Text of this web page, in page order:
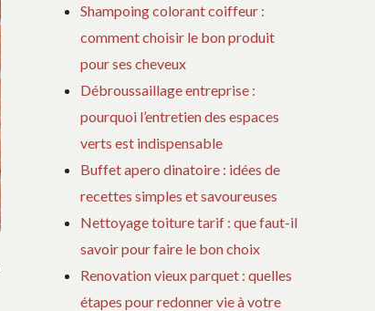
Shampoing colorant coiffeur :
comment choisir le bon produit
pour ses cheveux
Débroussaillage entreprise :
pourquoi l’entretien des espaces
verts est indispensable
Buffet apero dinatoire : idées de
recettes simples et savoureuses
Nettoyage toiture tarif : que faut-il
savoir pour faire le bon choix
Renovation vieux parquet : quelles
étapes pour redonner vie à votre